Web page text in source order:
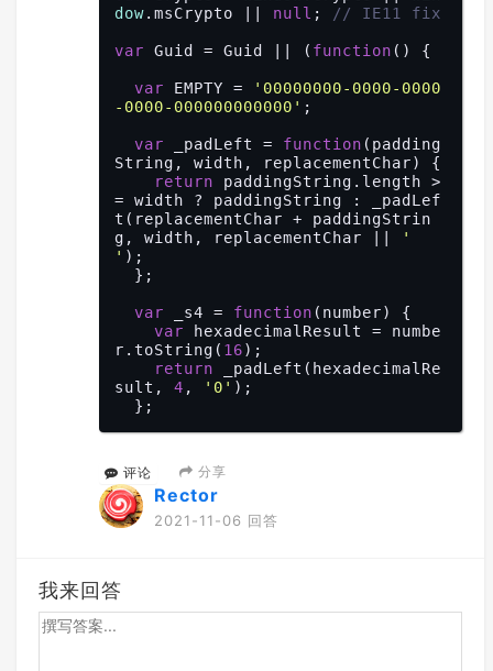
dow.msCrypto || null ; // IE11 fix
var Guid = Guid || ( function ( ) {
var EMPTY =
'00000000-0000-0000
-0000-000000000000' ;
var _padLeft = function ( padding
String, width, replacementChar) {
return paddingString.length >
= width ? paddingString : _padLef
t(replacementChar + paddingStrin
g, width, replacementChar ||
'
' );
var _s4 = function ( number) {
var hexadecimalResult = numbe
r.toString( 16);
return _padLeft(hexadecimalRe
sult, 4 , '0' );
buffer =
6Array(
);
window.crypto.getRandomValues
(buffer);
(buffer[
4(buffer[7])].join('-');
  };
评论 分享
Rector
2021-11-06 回答
我来回答